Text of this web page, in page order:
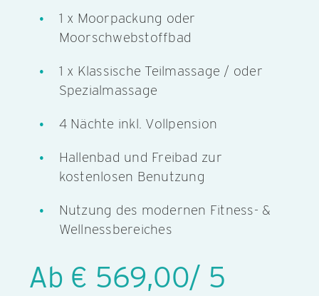
1 x Moorpackung oder
Moorschwebstoffbad
1 x Klassische Teilmassage / oder
Spezialmassage
4 Nächte inkl. Vollpension
Hallenbad und Freibad zur
kostenlosen Benutzung
Nutzung des modernen Fitness- &
Wellnessbereiches
Ab € 569,00/ 5